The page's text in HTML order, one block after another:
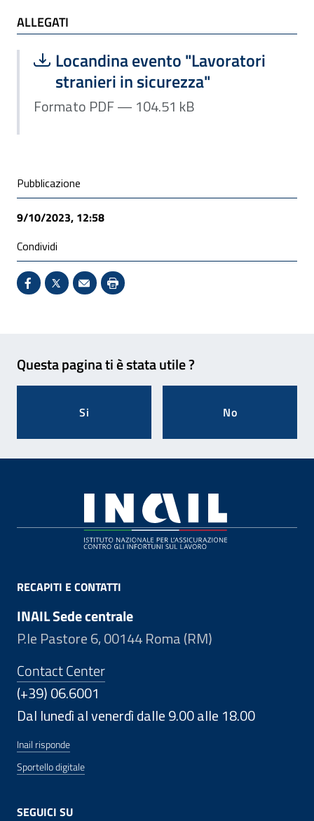
ALLEGATI
ALLEGATI
Scarica file:
Locandina evento "Lavoratori
stranieri in sicurezza"
Formato PDF — Dimensione 104.51 kB
Formato PDF — 104.51 kB
Condivisione social
Pubblicazione
9/10/2023, 12:58
Condividi
Condividi su Facebook - Sito esterno - Apertura in
X - Sito esterno - Apertura in nuova finestra
Invio Mail: apre il programma di posta
Stampa pagina: scelta meno
Questa pagina ti è stata utile ?
Si No
RECAPITI E CONTATTI
INAIL Sede centrale
P.le Pastore 6, 00144 Roma (RM)
Contact Center
(+39) 06.6001
Dal lunedì al venerdì dalle 9.00 alle 18.00
Inail risponde
Sportello digitale
SEGUICI SU